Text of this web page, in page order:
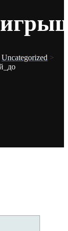
Uncategorized >